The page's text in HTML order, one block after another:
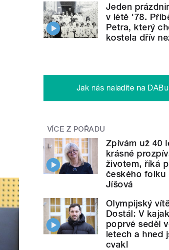
Jeden
v létě '78.
Petra, který
kostela dřív
Jak nás naladíte na DABu
VÍCE Z POŘADU
Zpívám už 40
krásné
životem, říká
českého folku
Jíšová
Olympijský
Dostál: V
poprvé seděl
letech a hned
cvakl